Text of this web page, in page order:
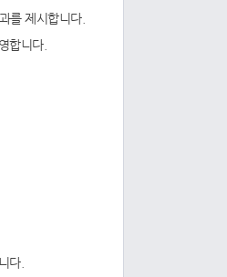
를 제시합니다.
합니다.
다.